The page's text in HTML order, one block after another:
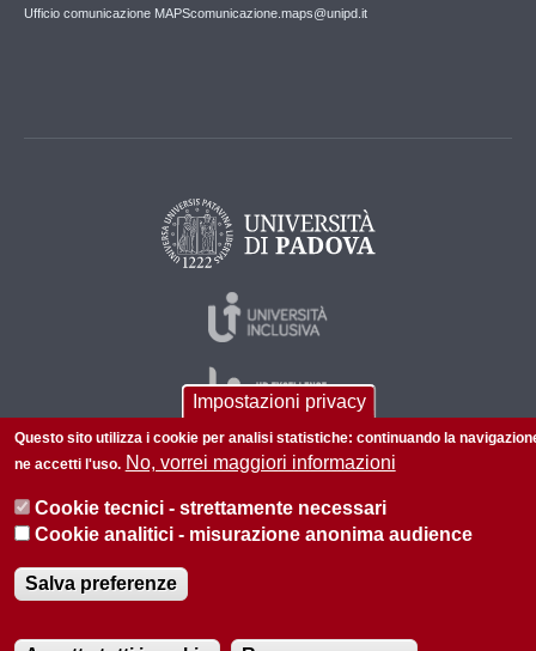
Ufficio comunicazione MAPScomunicazione.maps@unipd.it
© 2026 Università di Padova - Tutti i diritti riservati
P.I. 00742430283 C.F. 80006480281
Privacy policy
Impostazioni privacy
Questo sito utilizza i cookie per analisi statistiche: continuando la
ne accetti l'uso. No, vorrei maggiori informazioni
Cookie tecnici - strettamente necessari
Cookie analitici - misurazione anonima audience
Salva preferenze